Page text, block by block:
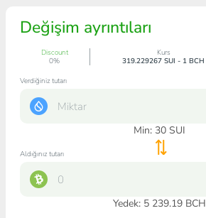
Değişim ayrıntıları
Discount
0%
Kurs
319.229267 SUI - 1 BCH
Verdiğiniz tutarı
Min: 30SUI
Aldığınız tutarı
Yedek: 5 239.19 BCH